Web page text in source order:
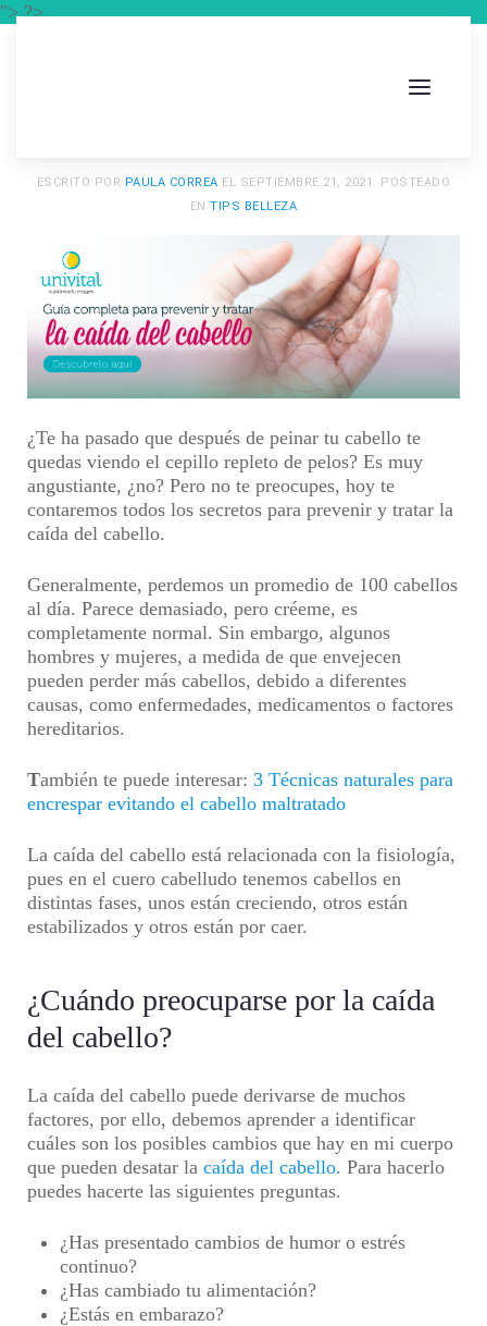
"> ?>
ESCRITO POR PAULA CORREA EL SEPTIEMBRE 21, 2021 . POSTEADO
ENTIPS BELLEZA
¿Te ha pasado que después de peinar tu cabello te
quedas viendo el cepillo repleto de pelos? Es muy
angustiante, ¿no? Pero no te preocupes, hoy te
contaremos todos los secretos para prevenir y tratar la
caída del cabello.
Generalmente, perdemos un promedio de 100 cabellos
al día. Parece demasiado, pero créeme, es
completamente normal. Sin embargo, algunos
hombres y mujeres, a medida de que envejecen
pueden perder más cabellos, debido a diferentes
causas, como enfermedades, medicamentos o factores
hereditarios.
También te puede interesar: 3 Técnicas naturales para
encrespar evitando el cabello maltratado
La caída del cabello está relacionada con la fisiología,
pues en el cuero cabelludo tenemos cabellos en
distintas fases, unos están creciendo, otros están
estabilizados y otros están por caer.
¿Cuándo preocuparse por la caída
del cabello?
La caída del cabello puede derivarse de muchos
factores, por ello, debemos aprender a identificar
cuáles son los posibles cambios que hay en mi cuerpo
que pueden desatar la caída del cabello. Para hacerlo
puedes hacerte las siguientes preguntas.
¿Has presentado cambios de humor o estrés
continuo?
¿Has cambiado tu alimentación?
¿Estás en embarazo?